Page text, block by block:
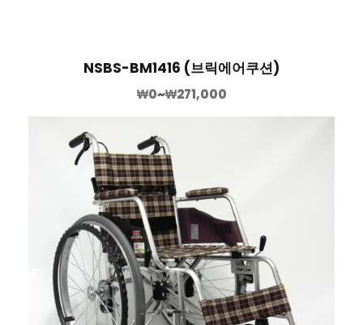
NSBS-BM1416 (브릭에어쿠션)
₩0~₩271,000